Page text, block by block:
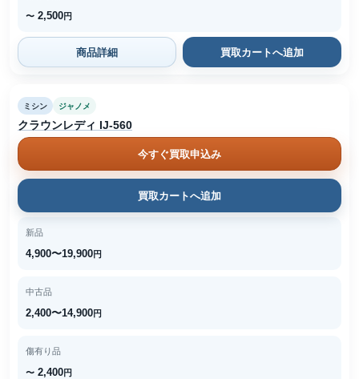
〜 2,500円
商品詳細 買取カートへ追加
ミシン ジャノメ
クラウンレディ IJ-560
今すぐ買取申込み
買取カートへ追加
新品
4,900〜19,900円
中古品
2,400〜14,900円
傷有り品
〜 2,400円